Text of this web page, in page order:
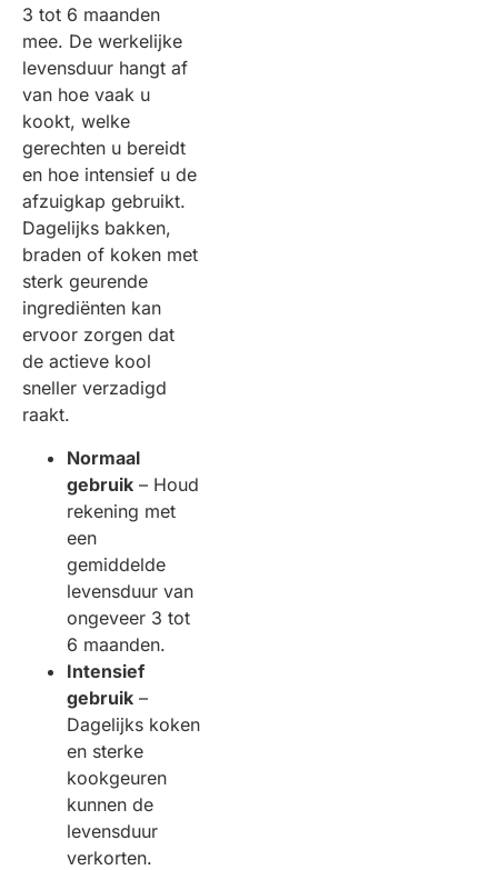
3 tot 6 maanden
mee. De werkelijke
levensduur hangt af
van hoe vaak u
kookt, welke
gerechten u bereidt
en hoe intensief u de
afzuigkap gebruikt.
Dagelijks bakken,
braden of koken met
sterk geurende
ingrediënten kan
ervoor zorgen dat
de actieve kool
sneller verzadigd
raakt.
Normaal
gebruik – Houd
rekening met
een
gemiddelde
levensduur van
ongeveer 3 tot
6 maanden.
Intensief
gebruik –
Dagelijks koken
en sterke
kookgeuren
kunnen de
levensduur
verkorten.